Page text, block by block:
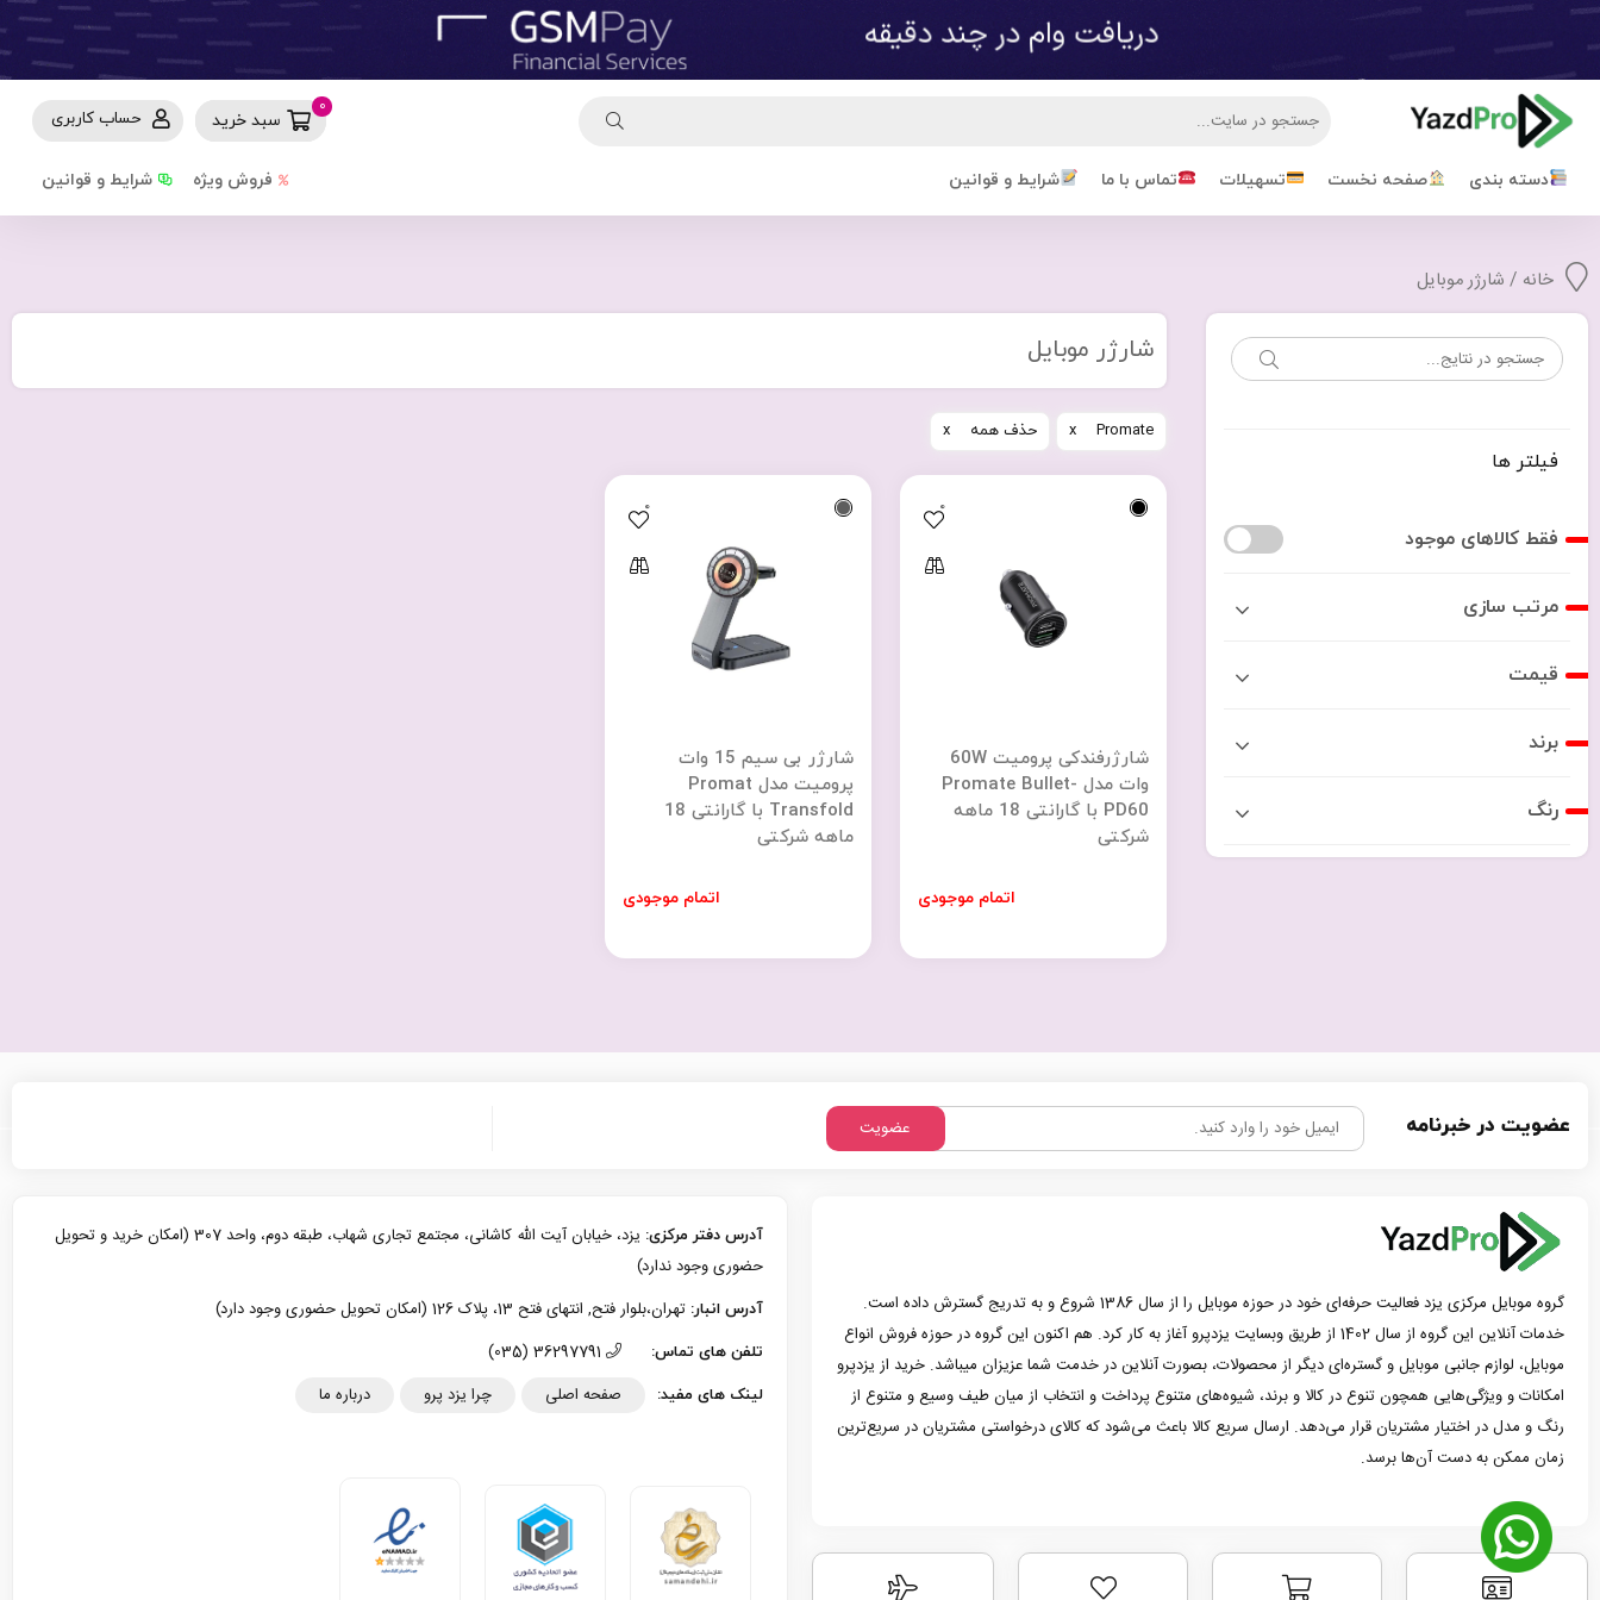
حساب کاربری سبد خرید
0
دسته بندی صفحه نخست تسهیلات تماس با ما شرایط و قوانین شرایط و قوانین فروش ویژه
خانه / شارژر موبایل
شارژر موبایل
Promate حذف همه
شارژرفندکی پرومیت 60W
وات مدل Promate Bullet-
PD60 با گارانتی 18 ماهه
شرکتی
اتمام موجودی
0
شارژر بی سیم 15 وات
پرومیت مدل Promat
Transfold با گارانتی 18
ماهه شرکتی
اتمام موجودی
0
فیلتر ها
فقط کالاهای موجود
مرتب سازی
قیمت
برند
رنگ
عضویت در خبرنامه عضویت
گروه موبایل مرکزی یزد فعالیت حرفه‌ای خود در حوزه موبایل را از سال 1386 شروع و به تدریج گسترش داده است.
خدمات آنلاین این گروه از سال 1402 از طریق وبسایت یزدپرو آغاز به کار کرد. هم اکنون این گروه در حوزه فروش انواع
موبایل، لوازم جانبی موبایل و گستره‌ای دیگر از محصولات، بصورت آنلاین در خدمت شما عزیزان میباشد. خرید از یزدپرو
امکانات و ویژگی‌هایی همچون تنوع در کالا و برند، شیوه‌های متنوع پرداخت و انتخاب از میان طیف وسیع و متنوع از
رنگ و مدل در اختیار مشتریان قرار می‌دهد. ارسال سریع کالا باعث می‌شود که کالای درخواستی مشتریان در سریع‌ترین
زمان ممکن به دست آن‌ها برسد.
آدرس دفتر مرکزی:
یزد، خیابان آیت الله کاشانی، مجتمع تجاری شهاب، طبقه دوم، واحد 307 (امکان خرید و تحویل
حضوری وجود ندارد)
آدرس انبار: تهران،بلوار فتح, انتهای فتح 13، پلاک 126 (امکان تحویل حضوری وجود دارد)
تلفن های تماس:
لینک های مفید: صفحه اصلی چرا یزد پرو درباره ما